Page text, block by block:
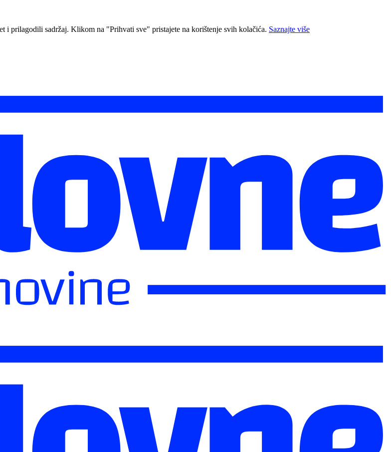
i prilagodili sadržaj. Klikom na "Prihvati sve" pristajete na korištenje svih kolačića. Saznajte više